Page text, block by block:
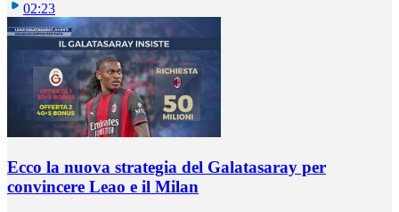
02:23
Ecco la nuova strategia del Galatasaray per
convincere Leao e il Milan